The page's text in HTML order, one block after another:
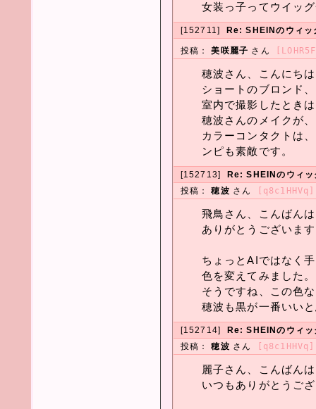
女装っ子ってウイッ
[152711] Re: SHEINのウィッ
投稿：美咲麗子 さん
穂波さん、こんにち
ショートのブロンド
室内で撮影したとき
穂波さんのメイクが
カラーコンタクトは
ンピも素敵です。
[152713]
Re: SHEINのウィッ
投稿：穂波 さん [q8c1HHVq]
飛鳥さん、こんばん
ありがとうございま
ちょっとAIではなく
色を変えてみました。
そうですね、この色
穂波も黒が一番いい
[152714]
Re: SHEINのウィッ
投稿：穂波 さん [q8c1HHVq]
麗子さん、こんばんは
いつもありがとうご